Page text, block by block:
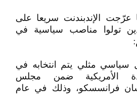
عرّجت الإندبندنت سريعا على
تولوا مناصب سياسية في
سياسي مثلي يتم انتخابه في
الأمريكية ضمن مجلس
فرانسسكو، وذلك في عام